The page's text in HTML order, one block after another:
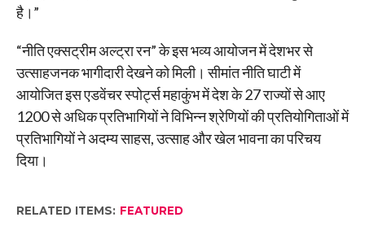
है।”
“नीति एक्सट्रीम अल्ट्रा रन” के इस भव्य आयोजन में देशभर से
उत्साहजनक भागीदारी देखने को मिली। सीमांत नीति घाटी में
आयोजित इस एडवेंचर स्पोर्ट्स महाकुंभ में देश के 27 राज्यों से आए
1200 से अधिक प्रतिभागियों ने विभिन्न श्रेणियों की प्रतियोगिताओं में
प्रतिभागियों ने अदम्य साहस, उत्साह और खेल भावना का परिचय
दिया।
RELATED ITEMS: FEATURED